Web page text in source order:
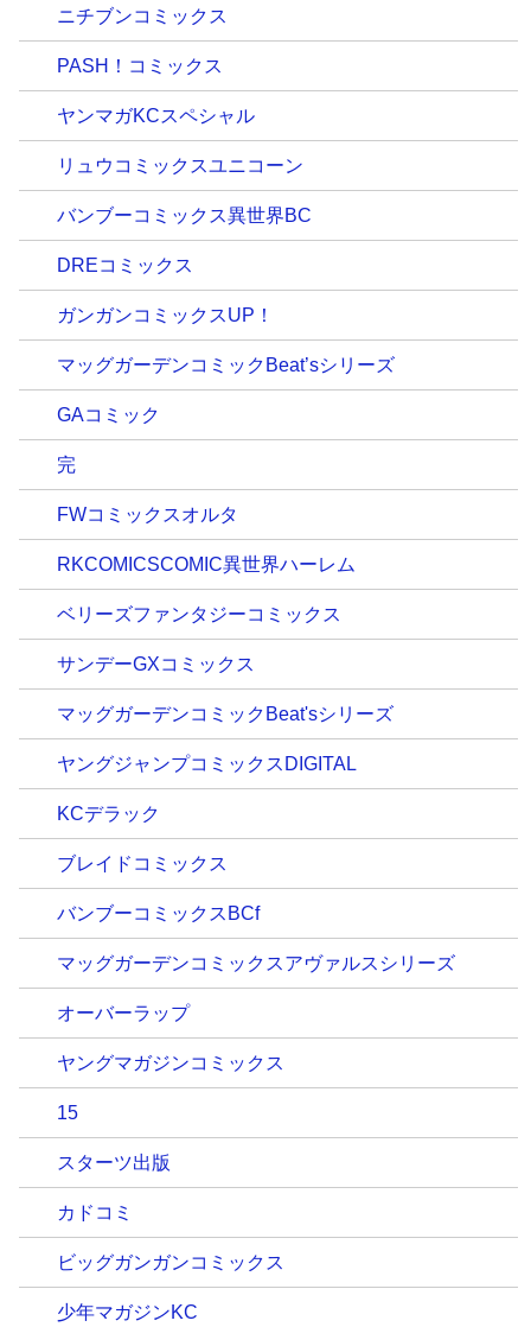
ニチブンコミックス
PASH！コミックス
ヤンマガKCスペシャル
リュウコミックスユニコーン
バンブーコミックス異世界BC
DREコミックス
ガンガンコミックスUP！
マッグガーデンコミックBeat’sシリーズ
GAコミック
完
FWコミックスオルタ
RKCOMICSCOMIC異世界ハーレム
ベリーズファンタジーコミックス
サンデーGXコミックス
マッグガーデンコミックBeat'sシリーズ
ヤングジャンプコミックスDIGITAL
KCデラック
ブレイドコミックス
バンブーコミックスBCf
マッグガーデンコミックスアヴァルスシリーズ
オーバーラップ
ヤングマガジンコミックス
15
スターツ出版
カドコミ
ビッグガンガンコミックス
少年マガジンKC